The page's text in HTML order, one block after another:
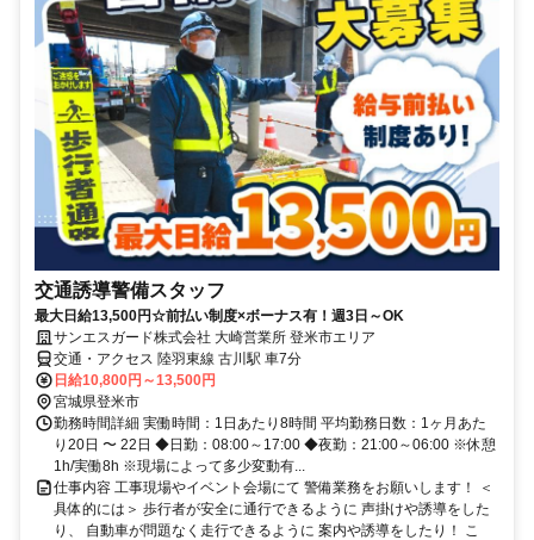
交通誘導警備スタッフ
最大日給13,500円☆前払い制度×ボーナス有！週3日～OK
サンエスガード株式会社 大崎営業所 登米市エリア
交通・アクセス 陸羽東線 古川駅 車7分
日給10,800円～13,500円
宮城県登米市
勤務時間詳細 実働時間：1日あたり8時間 平均勤務日数：1ヶ月あた
り20日 〜 22日 ◆日勤：08:00～17:00 ◆夜勤：21:00～06:00 ※休憩
1h/実働8h ※現場によって多少変動有...
仕事内容 工事現場やイベント会場にて 警備業務をお願いします！ ＜
具体的には＞ 歩行者が安全に通行できるように 声掛けや誘導をした
り、 自動車が問題なく走行できるように 案内や誘導をしたり！ こ